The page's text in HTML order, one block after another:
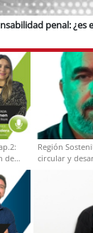
penal: ¿es
de
Región
circular y